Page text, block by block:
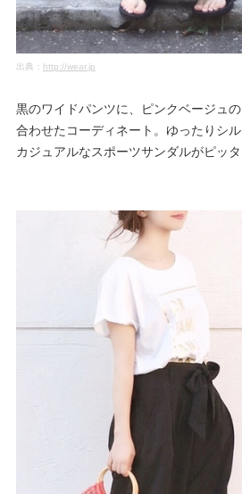
出典： http://wear.jp
黒のワイドパンツに、ピンクベージュ
合わせたコーディネート。ゆったりシル
カジュアルなスポーツサンダルがピッ